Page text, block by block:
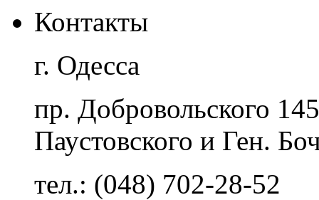
Контакты
г. Одесса
пр. Добровольского
Паустовского и Ген.
тел.: (048) 702-28-52